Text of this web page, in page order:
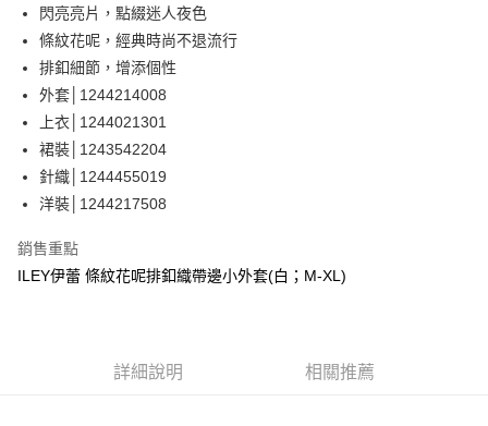
匯豐（台灣）商業銀行
聯邦商業銀行
元大商業銀行
玉山商業銀行
台新國際商業銀行
台灣樂天信用卡公司
街口支付
悠遊付
全盈+PAY
大哥付你分期
相關說明
【大哥付你分期使用說明】
2.付款方式選擇「大哥付你分期」，訂單成立後會自動跳轉到大哥付的交易
成交易。
法說明評估內容。
【繳款方式說明】
相關說明
【關於「AFTEE先享後付」】
３．安心：先確認商品／服務後，再付款。
每筆NT$120，滿NT$2,500(含以上)免運費
閃亮亮片，點綴迷人夜色
條紋花呢，經典時尚不退流行
排釦細節，增添個性
外套│1244214008
上衣│1244021301
裙裝│1243542204
針織│1244455019
洋裝│1244217508
銷售重點
ILEY伊蕾 條紋花呢排釦織帶邊小外套(白；M-XL)
詳細說明 相關推薦